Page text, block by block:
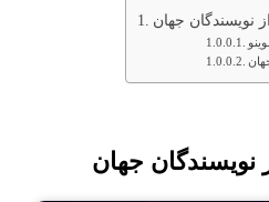
نویسندگان جهان
نویسندگان جهان